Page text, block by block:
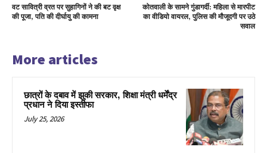
वट सावित्री व्रत पर सुहागिनों ने की बट वृक्ष
की पूजा, पति की दीर्घायु की कामना
कोतवाली के सामने गुंडागर्दी: महिला से मारपीट
का वीडियो वायरल, पुलिस की मौजूदगी पर उठे
सवाल
More articles
छात्रों के दबाव में झुकी सरकार, शिक्षा मंत्री धर्मेंद्र
प्रधान ने दिया इस्तीफा
July 25, 2026